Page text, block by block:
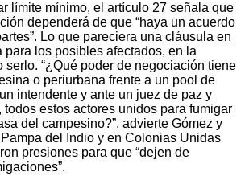
límite mínimo, el artículo 27 señala que
dependerá de que “haya un acuerdo
Lo que pareciera una cláusula en
para los posibles afectados, en la
serlo. “¿Qué poder de negociación tiene
o periurbana frente a un pool de
intendente y ante un juez de paz y
todos estos actores unidos para fumigar
del campesino?”, advierte Gómez y
del Indio y en Colonias Unidas
presiones para que “dejen de